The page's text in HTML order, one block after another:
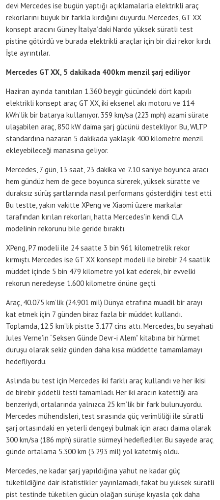
devi Mercedes ise bugün yaptığı açıklamalarla elektrikli araç
rekorlarını büyük bir farkla kırdığını duyurdu. Mercedes, GT XX
konsept aracını Güney İtalya’daki Nardo yüksek süratli test
pistine götürdü ve burada elektrikli araçlar için bir dizi rekor kırdı.
İşte ayrıntılar.
Mercedes GT XX, 5 dakikada 400km menzil şarj ediliyor
Haziran ayında tanıtılan 1.360 beygir gücündeki dört kapılı
elektrikli konsept araç GT XX, iki eksenel akı motoru ve 114
kWh’lik bir batarya kullanıyor. 359 km/sa (223 mph) azami sürate
ulaşabilen araç, 850 kW daima şarj gücünü destekliyor. Bu, WLTP
standardına nazaran 5 dakikada yaklaşık 400 kilometre menzil
ekleyebileceği manasına geliyor.
Mercedes, 7 gün, 13 saat, 23 dakika ve 7.10 saniye boyunca aracı
hem gündüz hem de gece boyunca sürerek, yüksek süratte ve
duraksız sürüş şartlarında nasıl performans gösterdiğini test etti.
Bu testte, yakın vakitte XPeng ve Xiaomi üzere markalar
tarafından kırılan rekorları, hatta Mercedes’in kendi CLA
modelinin rekorunu bile geride bıraktı.
XPeng, P7 modeli ile 24 saatte 3 bin 961 kilometrelik rekor
kırmıştı. Mercedes ise GT XX konsept modeli ile birebir 24 saatlik
müddet içinde 5 bin 479 kilometre yol kat ederek, bir evvelki
rekorun neredeyse 1.600 kilometre önüne geçti.
Araç, 40.075 km’lik (24.901 mil) Dünya etrafına muadil bir arayı
kat etmek için 7 günden biraz fazla bir müddet kullandı.
Toplamda, 12.5 km’lik pistte 3.177 cins attı. Mercedes, bu seyahati
Jules Verne’in “Seksen Günde Devr-i Alem” kitabına bir hürmet
duruşu olarak sekiz günden daha kısa müddette tamamlamayı
hedefliyordu.
Aslında bu test için Mercedes iki farklı araç kullandı ve her ikisi
de birebir şiddetli testi tamamladı. Her iki aracın katettiği ara
benzeriydi, ortalarında yalnızca 25 km’lik bir fark bulunuyordu.
Mercedes mühendisleri, test sırasında güç verimliliği ile süratli
şarj ortasındaki en yeterli dengeyi bulmak için aracı daima olarak
300 km/sa (186 mph) süratle sürmeyi hedeflediler. Bu sayede araç,
günde ortalama 5.300 km (3.293 mil) yol katetmiş oldu.
Mercedes, ne kadar şarj yapıldığına yahut ne kadar güç
tüketildiğine dair istatistikler yayınlamadı, fakat bu yüksek süratli
pist testinde tüketilen gücün olağan sürüşe kıyasla çok daha